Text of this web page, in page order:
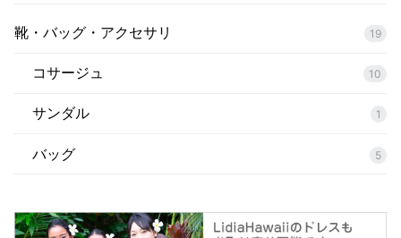
靴・バッグ・アクセサリ 19
コサージュ 10
サンダル 1
バッグ 5